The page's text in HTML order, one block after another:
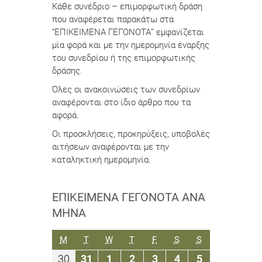
Κάθε συνέδριο – επιμορφωτική δράση
που αναφέρεται παρακάτω στα
“ΕΠΙΚΕΙΜΕΝΑ ΓΕΓΟΝΟΤΑ” εμφανίζεται
μία φορά και με την ημερομηνία έναρξης
του συνεδρίου ή της επιμορφωτικής
δράσης.
Όλες οι ανακοινώσεις των συνεδρίων
αναφέρονται στο ίδιο άρθρο που τα
αφορά.
Οι προσκλήσεις, προκηρύξεις, υποβολές
αιτήσεων αναφέρονται με την
καταληκτική ημερομηνία.
ΕΠΙΚΕΊΜΕΝΑ ΓΕΓΟΝΌΤΑ ΑΝΆ
ΜΉΝΑ
M ΔΕΥΤΈΡΑ
TΤΡΊΤΗ
WΤΕΤΆΡΤΗ
TΠΈΜΠΤΗ
FΠΑΡΑΣΚΕΥΉ
SΣΆΒΒΑΤΟ
SΚΥΡΙΑΚΉ
30 31 1 22 33 44 55